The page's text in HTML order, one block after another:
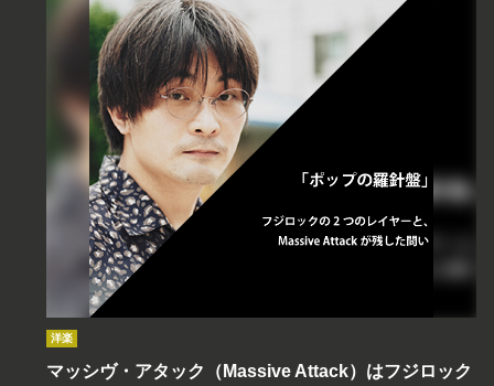
洋楽
マッシヴ・アタック（Massive Attack）はフジロック